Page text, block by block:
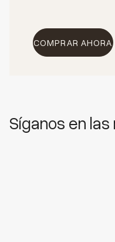
COMPRAR AHORA
Síganos en